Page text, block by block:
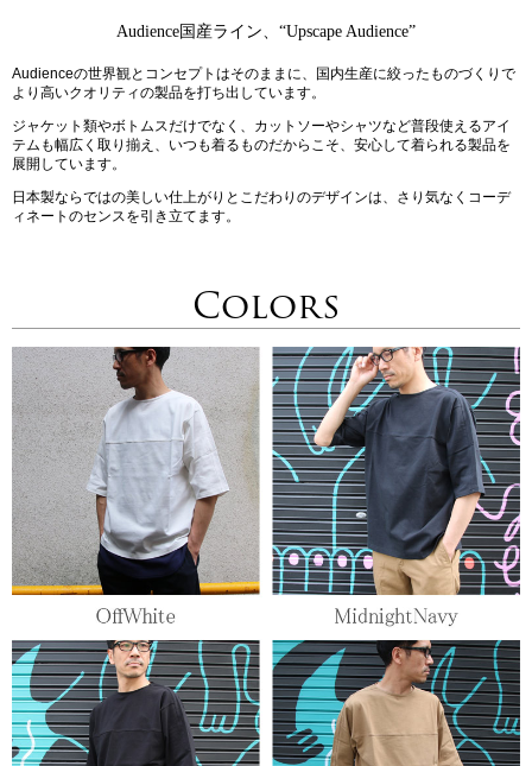
Audience国産ライン、“Upscape Audience”
Audienceの世界観とコンセプトはそのままに、国内生産に絞ったものづくりで
より高いクオリティの製品を打ち出しています。
ジャケット類やボトムスだけでなく、カットソーやシャツなど普段使えるアイ
テムも幅広く取り揃え、いつも着るものだからこそ、安心して着られる製品を
展開しています。
日本製ならではの美しい仕上がりとこだわりのデザインは、さり気なくコーデ
ィネートのセンスを引き立てます。
Colors